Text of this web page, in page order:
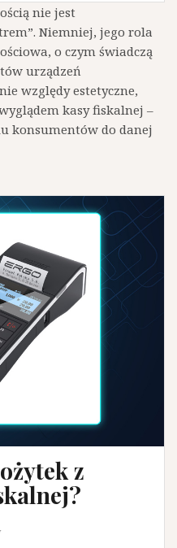
nie jest
Niemniej, jego rola
o czym świadczą
urządzeń
względy estetyczne,
kasy fiskalnej –
konsumentów do danej
z